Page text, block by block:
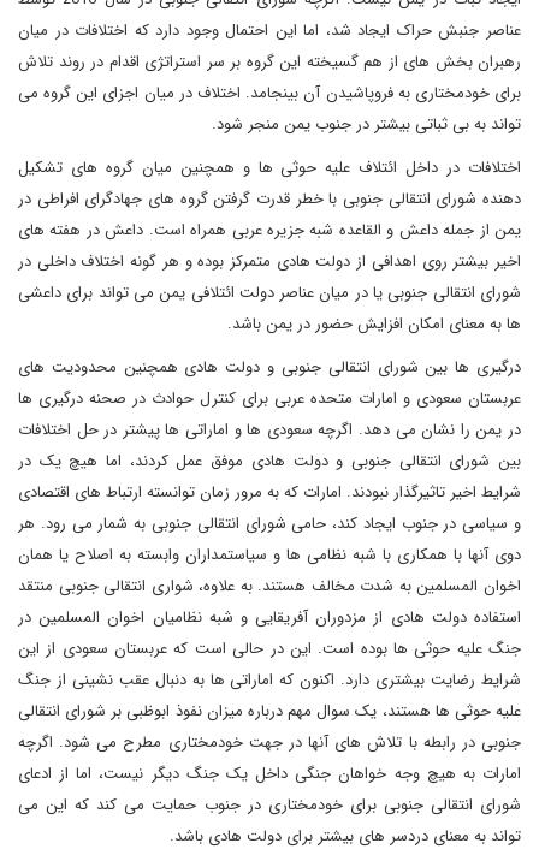
عناصر جنبش حراک ایجاد شد، اما این احتمال وجود دارد که اختلافات در میان
رهبران بخش های از هم گسیخته این گروه بر سر استراتژی اقدام در روند تلاش
برای خودمختاری به فروپاشیدن آن بینجامد. اختلاف در میان اجزای این گروه می
تواند به بی ثباتی بیشتر در جنوب یمن منجر شود.
اختلافات در داخل ائتلاف علیه حوثی ها و همچنین میان گروه های تشکیل
دهنده شورای انتقالی جنوبی با خطر قدرت گرفتن گروه های جهادگرای افراطی در
یمن از جمله داعش و القاعده شبه جزیره عربی همراه است. داعش در هفته های
اخیر بیشتر روی اهدافی از دولت هادی متمرکز بوده و هر گونه اختلاف داخلی در
شورای انتقالی جنوبی یا در میان عناصر دولت ائتلافی یمن می تواند برای داعشی
ها به معنای امکان افزایش حضور در یمن باشد.
درگیری ها بین شورای انتقالی جنوبی و دولت هادی همچنین محدودیت های
عربستان سعودی و امارات متحده عربی برای کنترل حوادث در صحنه درگیری ها
در یمن را نشان می دهد. اگرچه سعودی ها و اماراتی ها پیشتر در حل اختلافات
بین شورای انتقالی جنوبی و دولت هادی موفق عمل کردند، اما هیچ یک در
شرایط اخیر تاثیرگذار نبودند. امارات که به مرور زمان توانسته ارتباط های اقتصادی
و سیاسی در جنوب ایجاد کند، حامی شورای انتقالی جنوبی به شمار می رود. هر
دوی آنها با همکاری با شبه نظامی ها و سیاستمداران وابسته به اصلاح یا همان
اخوان المسلمین به شدت مخالف هستند. به علاوه، شواری انتقالی جنوبی منتقد
استفاده دولت هادی از مزدوران آفریقایی و شبه نظامیان اخوان المسلمین در
جنگ علیه حوثی ها بوده است. این در حالی است که عربستان سعودی از این
شرایط رضایت بیشتری دارد. اکنون که اماراتی ها به دنبال عقب نشینی از جنگ
علیه حوثی ها هستند، یک سوال مهم درباره میزان نفوذ ابوظبی بر شورای انتقالی
جنوبی در رابطه با تلاش های آنها در جهت خودمختاری مطرح می شود. اگرچه
امارات به هیچ وجه خواهان جنگی داخل یک جنگ دیگر نیست، اما از ادعای
شورای انتقالی جنوبی برای خودمختاری در جنوب حمایت می کند که این می
تواند به معنای دردسر های بیشتر برای دولت هادی باشد.